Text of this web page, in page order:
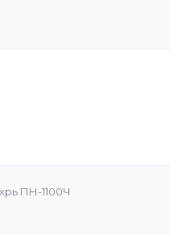
и
ПН-1100Ч